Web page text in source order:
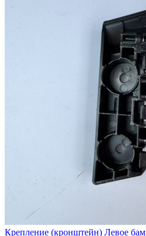
Крепление (кронштейн) Левое